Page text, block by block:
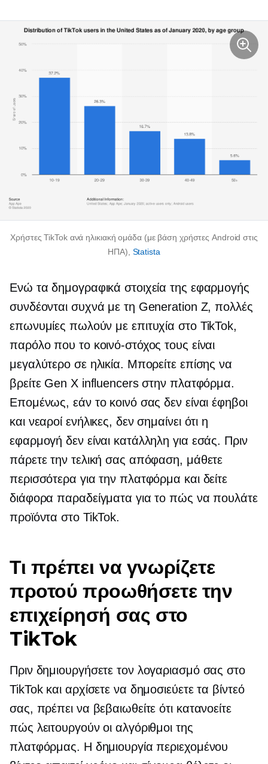
Χρήστες TikTok ανά ηλικιακή ομάδα (με βάση χρήστες Android στις
ΗΠΑ), Statista
Ενώ τα δημογραφικά στοιχεία της εφαρμογής
συνδέονται συχνά με τη Generation Z, πολλές
επωνυμίες πωλούν με επιτυχία στο TikTok,
παρόλο που το κοινό-στόχος τους είναι
μεγαλύτερο σε ηλικία. Μπορείτε επίσης να
βρείτε Gen X influencers στην πλατφόρμα.
Επομένως, εάν το κοινό σας δεν είναι έφηβοι
και νεαροί ενήλικες, δεν σημαίνει ότι η
εφαρμογή δεν είναι κατάλληλη για εσάς. Πριν
πάρετε την τελική σας απόφαση, μάθετε
περισσότερα για την πλατφόρμα και δείτε
διάφορα παραδείγματα για το πώς να πουλάτε
προϊόντα στο TikTok.
Τι πρέπει να γνωρίζετε
προτού προωθήσετε την
επιχείρησή σας στο
TikTok
Πριν δημιουργήσετε τον λογαριασμό σας στο
TikTok και αρχίσετε να δημοσιεύετε τα βίντεό
σας, πρέπει να βεβαιωθείτε ότι κατανοείτε
πώς λειτουργούν οι αλγόριθμοι της
πλατφόρμας. Η δημιουργία περιεχομένου